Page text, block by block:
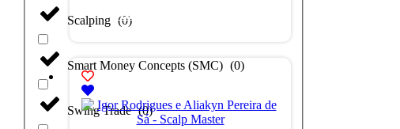
Scalping (0)
Smart Money Concepts (SMC) (0)
Swing Trade (0)
Adicionar ao carrinho